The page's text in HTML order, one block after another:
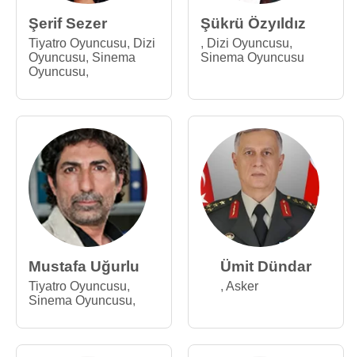
Şerif Sezer
Tiyatro Oyuncusu, Dizi
Oyuncusu, Sinema
Oyuncusu,
Şükrü Özyıldız
, Dizi Oyuncusu,
Sinema Oyuncusu
Mustafa Uğurlu
Tiyatro Oyuncusu,
Sinema Oyuncusu,
Ümit Dündar
, Asker